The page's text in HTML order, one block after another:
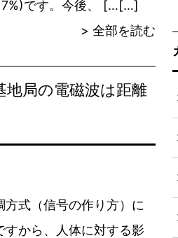
です。今後、 […
> 全部を読む
地局の電磁波は距離
式（信号の作り方）に
から、人体に対する影